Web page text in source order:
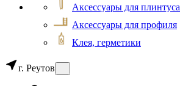
Аксессуары для плинтуса
Аксессуары для профиля
Клея, герметики
г. Реутов